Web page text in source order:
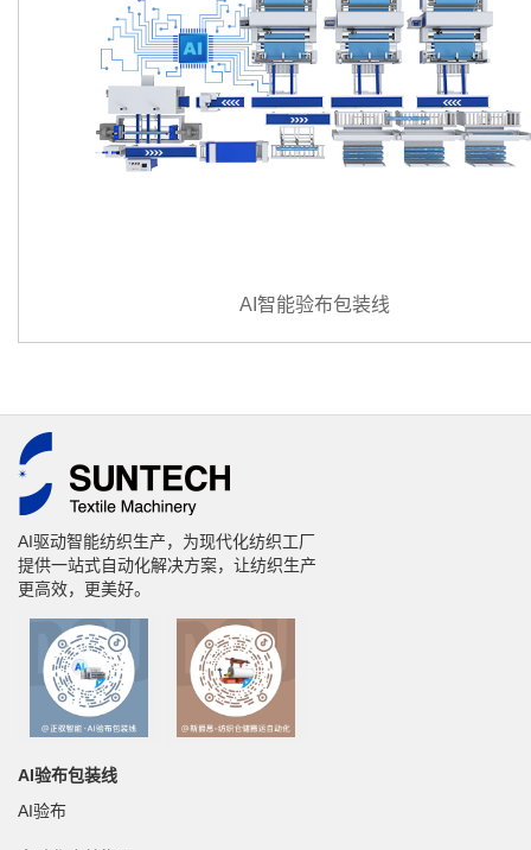
AI智能验布包装线
AI驱动智能纺织生产，为现代化纺织工厂
提供一站式自动化解决方案，让纺织生产
更高效，更美好。
AI验布包装线
AI验布